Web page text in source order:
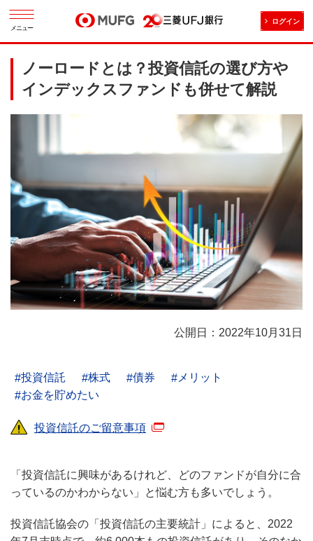
メニュー
ログイン
ノーロードとは？投資信託の選び方や
インデックスファンドも併せて解説
公開日：2022年10月31日
投資信託 株式 債券
メリット
お金を貯めたい
投資信託のご留意事項
「投資信託に興味があるけれど、どのファンドが自分に合
っているのかわからない」と悩む方も多いでしょう。
投資信託協会の「投資信託の主要統計」によると、2022